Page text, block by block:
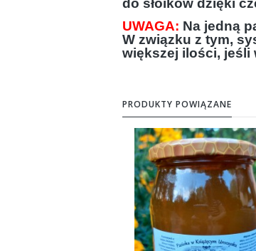
do słoików dzięki
UWAGA: Na jedną
W związku z tym,
większej ilości, jeśli
PRODUKTY POWIĄZANE